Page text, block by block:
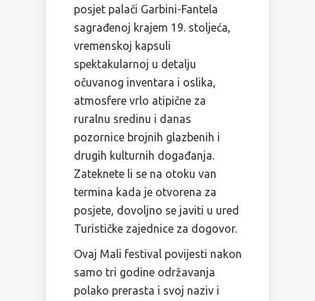
posjet palači Garbini-Fantela
sagrađenoj krajem 19. stoljeća,
vremenskoj kapsuli
spektakularnoj u detalju
očuvanog inventara i oslika,
atmosfere vrlo atipične za
ruralnu sredinu i danas
pozornice brojnih glazbenih i
drugih kulturnih događanja.
Zateknete li se na otoku van
termina kada je otvorena za
posjete, dovoljno se javiti u ured
Turističke zajednice za dogovor.
Ovaj Mali festival povijesti nakon
samo tri godine održavanja
polako prerasta i svoj naziv i